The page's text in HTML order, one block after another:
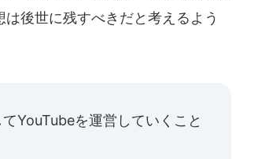
後世に残すべきだと考えるよう
YouTubeを運営していくこと